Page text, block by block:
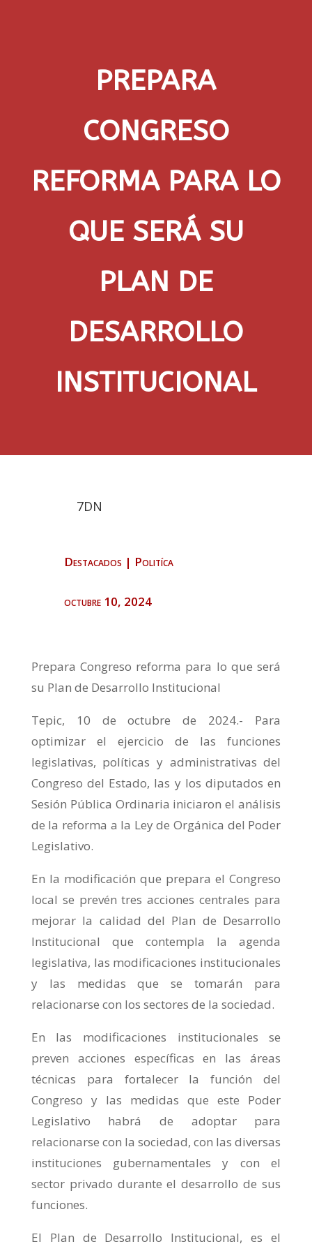
PREPARA
CONGRESO
REFORMA PARA LO
QUE SERÁ SU
PLAN DE
DESARROLLO
INSTITUCIONAL
7DN
Destacados | Politíca
octubre 10, 2024
Prepara Congreso reforma para lo que será
su Plan de Desarrollo Institucional
Tepic, 10 de octubre de 2024.- Para
optimizar el ejercicio de las funciones
legislativas, políticas y administrativas del
Congreso del Estado, las y los diputados en
Sesión Pública Ordinaria iniciaron el análisis
de la reforma a la Ley de Orgánica del Poder
Legislativo.
En la modificación que prepara el Congreso
local se prevén tres acciones centrales para
mejorar la calidad del Plan de Desarrollo
Institucional que contempla la agenda
legislativa, las modificaciones institucionales
y las medidas que se tomarán para
relacionarse con los sectores de la sociedad.
En las modificaciones institucionales se
preven acciones específicas en las áreas
técnicas para fortalecer la función del
Congreso y las medidas que este Poder
Legislativo habrá de adoptar para
relacionarse con la sociedad, con las diversas
instituciones gubernamentales y con el
sector privado durante el desarrollo de sus
funciones.
El Plan de Desarrollo Institucional, es el